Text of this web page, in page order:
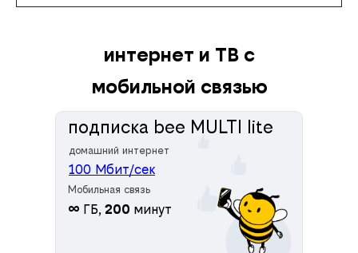
интернет и ТВ с
мобильной связью
подписка bee MULTI lite
домашний интернет
Мобильная связь
100 Мбит/сек
∞ ГБ, 200 минут